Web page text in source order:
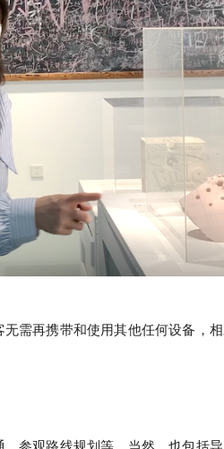
需再携带和使用其他任何设备，
参观路线规划等。当然，也包括